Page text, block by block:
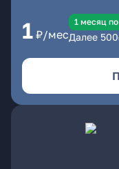
1 ₽/мес
1 месяц
Далее 500